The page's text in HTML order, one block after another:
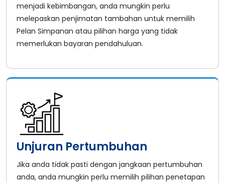
menjadi kebimbangan, anda mungkin perlu
melepaskan penjimatan tambahan untuk memilih
Pelan Simpanan atau pilihan harga yang tidak
memerlukan bayaran pendahuluan.
Unjuran Pertumbuhan
Jika anda tidak pasti dengan jangkaan pertumbuhan
anda, anda mungkin perlu memilih pilihan penetapan